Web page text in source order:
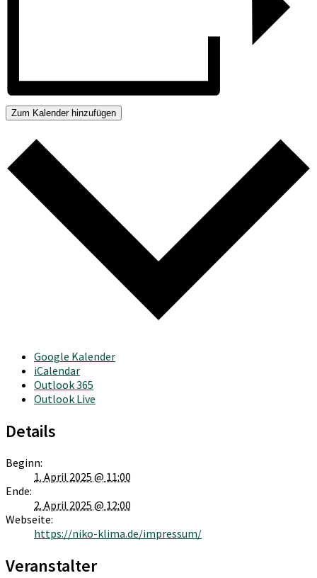
Zum Kalender hinzufügen
Google Kalender
iCalendar
Outlook 365
Outlook Live
Details
Beginn:
1. April 2025 @ 11:00
Ende:
2. April 2025 @ 12:00
Webseite:
https://niko-klima.de/impressum/
Veranstalter